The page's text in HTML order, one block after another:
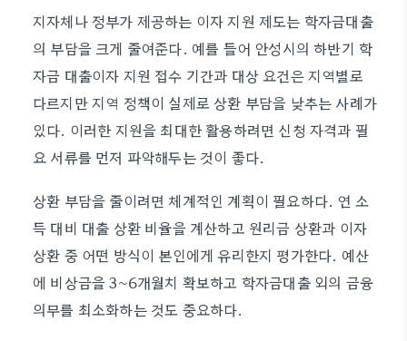
지자체나 정부가 제공하는 이자 지원 제도는 학자금대출
의 부담을 크게 줄여준다. 예를 들어 안성시의 하반기 학
자금 대출이자 지원 접수 기간과 대상 요건은 지역별로
다르지만 지역 정책이 실제로 상환 부담을 낮추는 사례가
있다. 이러한 지원을 최대한 활용하려면 신청 자격과 필
요 서류를 먼저 파악해두는 것이 좋다.
상환 부담을 줄이려면 체계적인 계획이 필요하다. 연 소
득 대비 대출 상환 비율을 계산하고 원리금 상환과 이자
상환 중 어떤 방식이 본인에게 유리한지 평가한다. 예산
에 비상금을 3~6개월치 확보하고 학자금대출 외의 금융
의무를 최소화하는 것도 중요하다.